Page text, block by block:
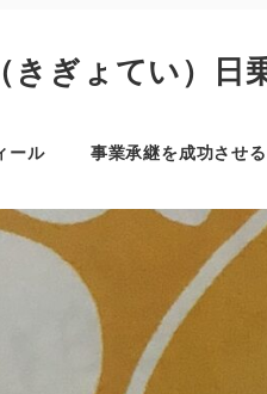
きぎょてい）日
ール 事業承継を成功させ